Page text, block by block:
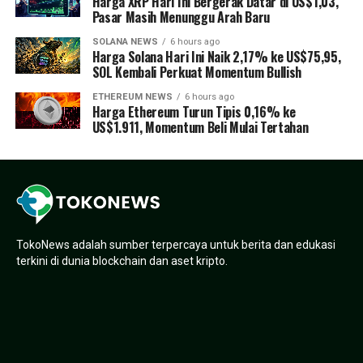
Pasar Masih Menunggu Arah Baru
SOLANA NEWS 6 hours ago
Harga Solana Hari Ini Naik 2,17% ke US$75,95,
SOL Kembali Perkuat Momentum Bullish
ETHEREUM NEWS 6 hours ago
Harga Ethereum Turun Tipis 0,16% ke
US$1.911, Momentum Beli Mulai Tertahan
TokoNews adalah sumber terpercaya untuk berita dan edukasi
terkini di dunia blockchain dan aset kripto.